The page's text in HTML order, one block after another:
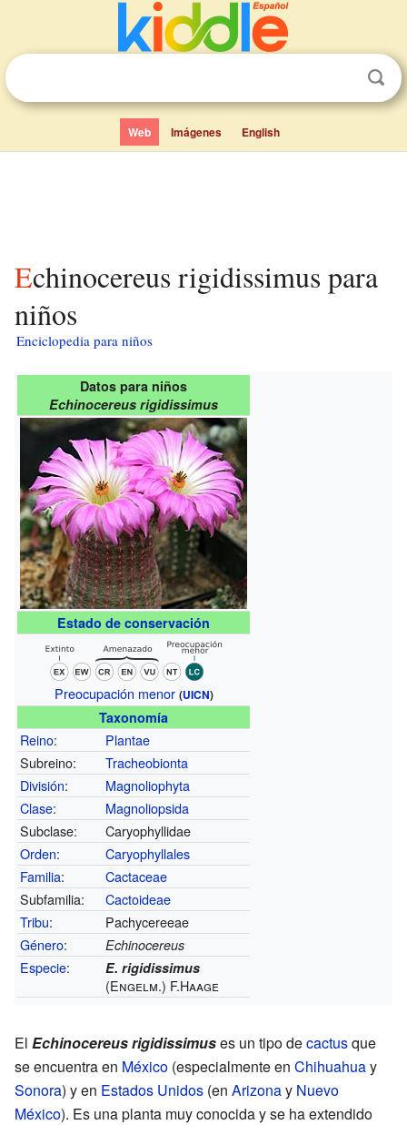
Web Imágenes English
Echinocereus rigidissimus para
niños
Enciclopedia para niños
Datos para niños
Echinocereus rigidissimus
Estado de conservación
Preocupación menor (UICN)
Taxonomía
Reino:
Plantae
Subreino:
Tracheobionta
División:
Magnoliophyta
Clase:
Magnoliopsida
Subclase:
Caryophyllidae
Orden:
Caryophyllales
Familia:
Cactaceae
Subfamilia:
Cactoideae
Tribu:
Pachycereeae
Género: Echinocereus
Especie: E. rigidissimus
(Engelm.) F.Haage
El Echinocereus rigidissimuses un tipo decactusque
se encuentra en México (especialmente en Chihuahuay
Sonora) y en Estados Unidos (en Arizonay Nuevo
México). Es una planta muy conocida y se ha extendido